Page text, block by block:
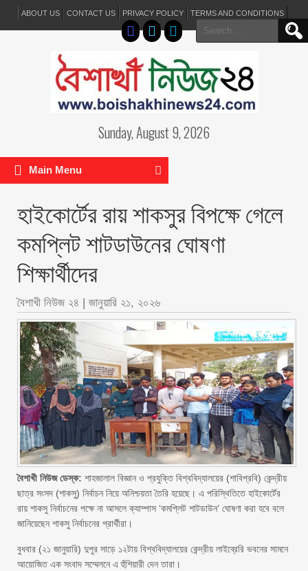
ABOUT US CONTACT US PRIVACY POLICY TERMS AND CONDITIONS
Search
for:
Sunday, August 9, 2026
Main Menu
হাইকোর্টের রায় শাকসুর বিপক্ষে গেলে
কমপ্লিট শাটডাউনের ঘোষণা
শিক্ষার্থীদের
বৈশাখী নিউজ ২৪ | জানুয়ারি ২১, ২০২৬
বৈশাখী নিউজ ডেস্ক: শাহজালাল বিজ্ঞান ও প্রযুক্তি বিশ্ববিদ্যালয়ের (শাবিপ্রবি) কেন্দ্রীয়
ছাত্র সংসদ (শাকসু) নির্বাচন নিয়ে অনিশ্চয়তা তৈরি হয়েছে। এ পরিস্থিতিতে হাইকোর্টের
রায় শাকসু নির্বাচনের পক্ষে না আসলে ক্যাম্পাস ‘কমপ্লিট শাটডাউন’ ঘোষণা করা হবে বলে
জানিয়েছেন শাকসু নির্বাচনের প্রার্থীরা।
বুধবার (২১ জানুয়ারি) দুপুর সাড়ে ১২টায় বিশ্ববিদ্যালয়ের কেন্দ্রীয় লাইব্রেরি ভবনের সামনে
আয়োজিত এক সংবাদ সম্মেলনে এ হুঁশিয়ারী দেন তারা।